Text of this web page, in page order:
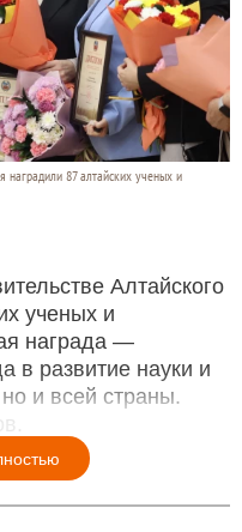
наградили 87 алтайских ученых и
Алтайского
ученых и
награда —
в развитие науки и
и всей страны.